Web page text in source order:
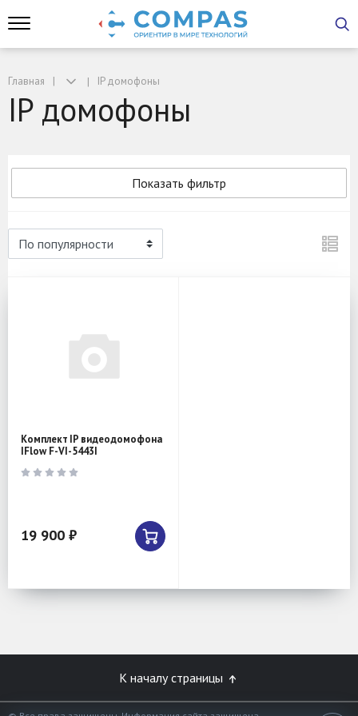
Главная IP домофоны
IP домофоны
Показать фильтр
Комплект IP видеодомофона
IFlow F-VI-5443I
19 900 ₽
К началу страницы